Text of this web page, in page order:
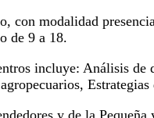
con modalidad
de 9 a 18.
incluye: Análisis de
y de la